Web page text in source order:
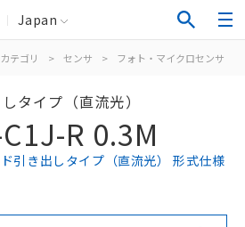
Japan
テゴリ > センサ > フォト・マイクロセンサ
タイプ（直流光）
R 0.3M
引き出しタイプ（直流光） 形式仕様